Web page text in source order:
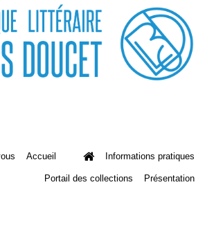
Accueil Informations pratiques
Portail des collections Présentation